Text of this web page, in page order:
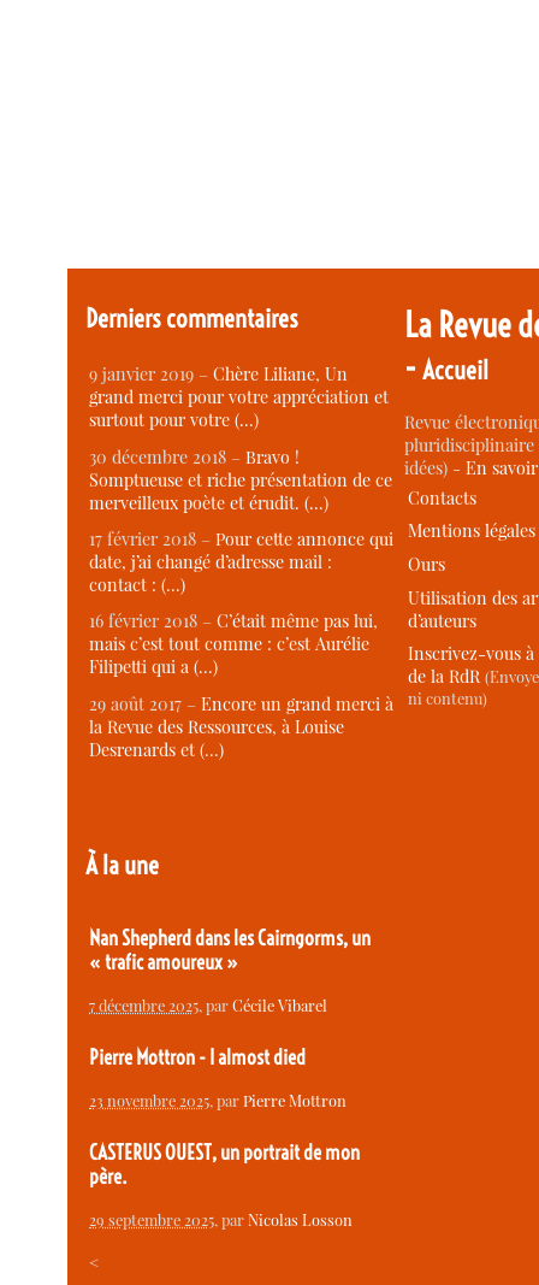
Derniers commentaires
9 janvier 2019 –Chère Liliane, Un
grand merci pour votre appréciation et
surtout pour votre (…)
30 décembre 2018 –Bravo !
Somptueuse et riche présentation de ce
merveilleux poète et érudit. (…)
17 février 2018 –Pour cette annonce qui
date, j’ai changé d’adresse mail :
contact : (…)
16 février 2018 –C’était même pas lui,
mais c’est tout comme : c’est Aurélie
Filipetti qui a (…)
29 août 2017 –Encore un grand merci à
la Revue des Ressources, à Louise
Desrenards et (…)
À la une
Nan Shepherd dans les Cairngorms, un
« trafic amoureux »
7 décembre 2025, parCécile Vibarel
Pierre Mottron - I almost died
23 novembre 2025, parPierre Mottron
CASTERUS OUEST, un portrait de mon
père.
29 septembre 2025, parNicolas Losson
<
La Revue
-Accueil
Revue
idées) -En
Contacts
Mentions légales
Ours
Utilisation des
d’auteurs
Inscrivez-vous
de la RdR
ni contenu)